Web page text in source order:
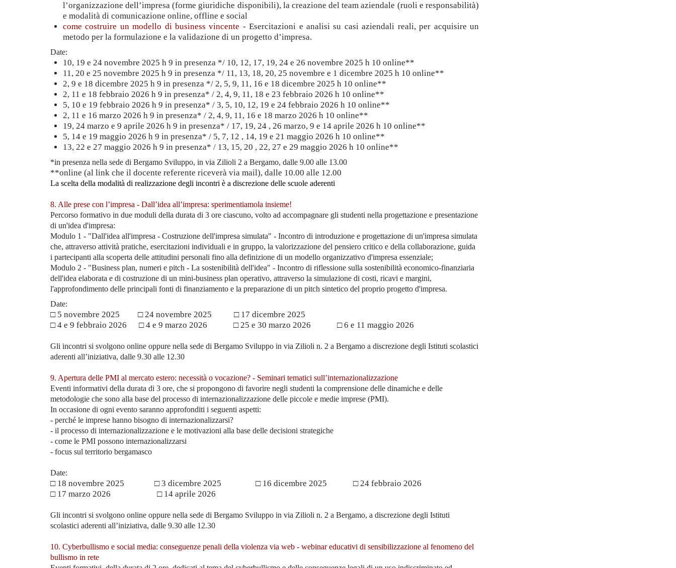
l’organizzazione dell’impresa (forme giuridiche disponibili), la creazione del team aziendale (ruoli e responsabilità)
e modalità di comunicazione online, offline e social
come costruire un modello di business vincente - Esercitazioni e analisi su casi aziendali reali, per acquisire un
metodo per la formulazione e la validazione di un progetto d’impresa.
Date:
10, 19 e 24 novembre 2025 h 9 in presenza */ 10, 12, 17, 19, 24 e 26 novembre 2025 h 10 online**
11, 20 e 25 novembre 2025 h 9 in presenza */ 11, 13, 18, 20, 25 novembre e 1 dicembre 2025 h 10 online**
2, 9 e 18 dicembre 2025 h 9 in presenza */ 2, 5, 9, 11, 16 e 18 dicembre 2025 h 10 online**
2, 11 e 18 febbraio 2026 h 9 in presenza* / 2, 4, 9, 11, 18 e 23 febbraio 2026 h 10 online**
5, 10 e 19 febbraio 2026 h 9 in presenza* / 3, 5, 10, 12, 19 e 24 febbraio 2026 h 10 online**
2, 11 e 16 marzo 2026 h 9 in presenza* / 2, 4, 9, 11, 16 e 18 marzo 2026 h 10 online**
19, 24 marzo e 9 aprile 2026 h 9 in presenza* / 17, 19, 24 , 26 marzo, 9 e 14 aprile 2026 h 10 online**
5, 14 e 19 maggio 2026 h 9 in presenza* / 5, 7, 12 , 14, 19 e 21 maggio 2026 h 10 online**
13, 22 e 27 maggio 2026 h 9 in presenza* / 13, 15, 20 , 22, 27 e 29 maggio 2026 h 10 online**
*in presenza nella sede di Bergamo Sviluppo, in via Zilioli 2 a Bergamo, dalle 9.00 alle 13.00
**online (al link che il docente referente riceverà via mail), dalle 10.00 alle 12.00
La scelta della modalità di realizzazione degli incontri è a discrezione delle scuole aderenti
8. Alle prese con l’impresa - Dall’idea all’impresa: sperimentiamola insieme!
Percorso formativo in due moduli della durata di 3 ore ciascuno, volto ad accompagnare gli studenti nella progettazione e presentazione
di un'idea d'impresa:
Modulo 1 - "Dall'idea all'impresa - Costruzione dell'impresa simulata" - Incontro di introduzione e progettazione di un'impresa simulata
che, attraverso attività pratiche, esercitazioni individuali e in gruppo, la valorizzazione del pensiero critico e della collaborazione, guida
i partecipanti alla scoperta delle attitudini personali fino alla definizione di un modello organizzativo d'impresa essenziale;
Modulo 2 - "Business plan, numeri e pitch - La sostenibilità dell'idea" - Incontro di riflessione sulla sostenibilità economico-finanziaria
dell'idea elaborata e di costruzione di un mini-business plan operativo, attraverso la simulazione di costi, ricavi e margini,
l'approfondimento delle principali fonti di finanziamento e la preparazione di un pitch sintetico del proprio progetto d'impresa.
Date:
□ 5 novembre 2025 □ 24 novembre 2025 □ 17 dicembre 2025
□ 4 e 9 febbraio 2026 □ 4 e 9 marzo 2026 □ 25 e 30 marzo 2026 □ 6 e 11 maggio 2026
Gli incontri si svolgono online oppure nella sede di Bergamo Sviluppo in via Zilioli n. 2 a Bergamo a discrezione degli Istituti scolastici
aderenti all’iniziativa, dalle 9.30 alle 12.30
9. Apertura delle PMI al mercato estero: necessità o vocazione? - Seminari tematici sull’internazionalizzazione
Eventi informativi della durata di 3 ore, che si propongono di favorire negli studenti la comprensione delle dinamiche e delle
metodologie che sono alla base del processo di internazionalizzazione delle piccole e medie imprese (PMI).
In occasione di ogni evento saranno approfonditi i seguenti aspetti:
- perché le imprese hanno bisogno di internazionalizzarsi?
- il processo di internazionalizzazione e le motivazioni alla base delle decisioni strategiche
- come le PMI possono internazionalizzarsi
- focus sul territorio bergamasco
Date:
□ 18 novembre 2025 □ 3 dicembre 2025 □ 16 dicembre 2025 □ 24 febbraio 2026
□ 17 marzo 2026 □ 14 aprile 2026
Gli incontri si svolgono online oppure nella sede di Bergamo Sviluppo in via Zilioli n. 2 a Bergamo, a discrezione degli Istituti
scolastici aderenti all’iniziativa, dalle 9.30 alle 12.30
10. Cyberbullismo e social media: conseguenze penali della violenza via web - webinar educativi di sensibilizzazione al fenomeno del
bullismo in rete